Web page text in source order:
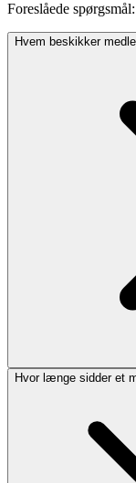
Foreslåede spørgsmål:
Hvem beskikker
Hvor længe sidder et